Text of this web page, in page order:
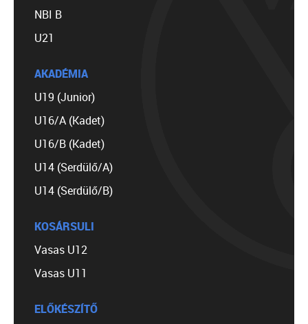
NBI B
U21
AKADÉMIA
U19 (Junior)
U16/A (Kadet)
U16/B (Kadet)
U14 (Serdülő/A)
U14 (Serdülő/B)
KOSÁRSULI
Vasas U12
Vasas U11
ELŐKÉSZÍTŐ